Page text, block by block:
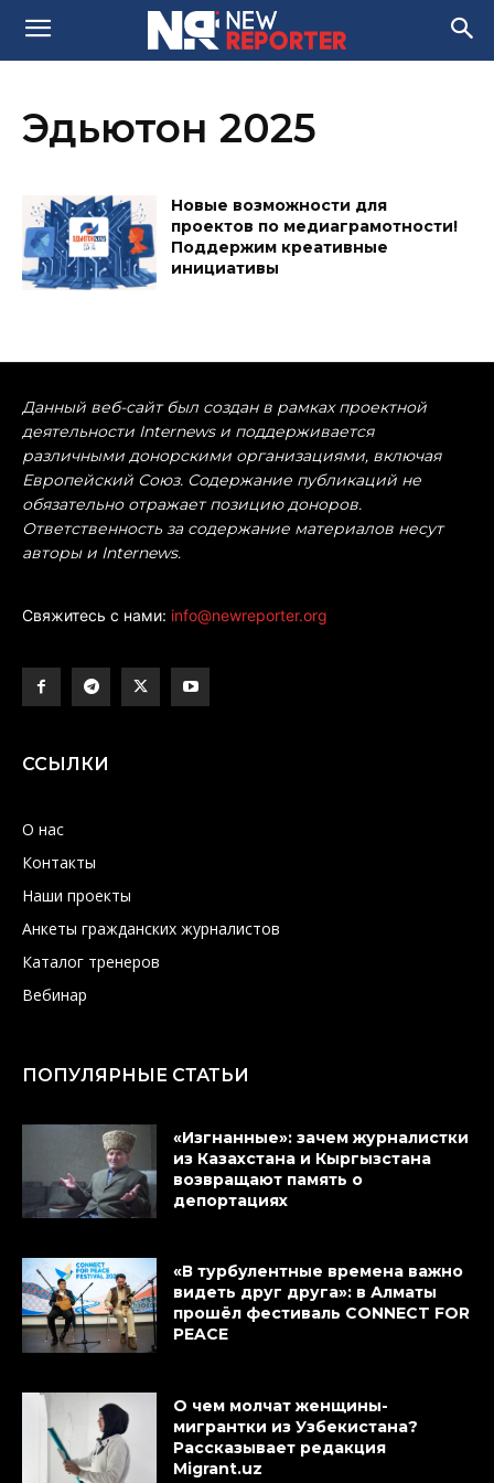
Эдьютон 2025
Новые возможности для
проектов по медиаграмотности!
Поддержим креативные
инициативы
Данный веб-сайт был создан в рамках проектной
деятельности Internews и поддерживается
различными донорскими организациями, включая
Европейский Союз. Содержание публикаций не
обязательно отражает позицию доноров.
Ответственность за содержание материалов несут
авторы и Internews.
Свяжитесь с нами: info@newreporter.org
ССЫЛКИ
О нас
Контакты
Наши проекты
Анкеты гражданских журналистов
Каталог тренеров
Вебинар
ПОПУЛЯРНЫЕ СТАТЬИ
«Изгнанные»: зачем журналистки
из Казахстана и Кыргызстана
возвращают память о
депортациях
«В турбулентные времена важно
видеть друг друга»: в Алматы
прошёл фестиваль CONNECT FOR
PEACE
О чем молчат женщины-
мигрантки из Узбекистана?
Рассказывает редакция
Migrant.uz